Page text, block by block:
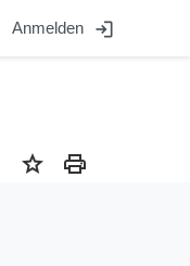
Anmelden login
star print